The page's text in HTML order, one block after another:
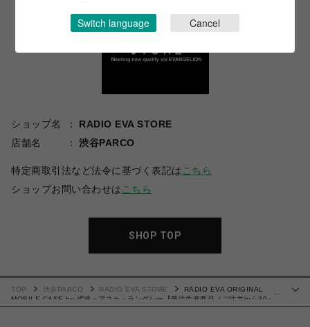
ショップ名
RADIO EVA STORE
店舗名
渋谷PARCO
特定商取引法など法令に基づく表記は こちら
ショップお問い合わせは こちら
SHOP TOP
TOP 渋谷PARCO RADIO EVA STORE
RADIO EVA ORIGINAL
MOBILE CASE by 式波・アスカ・ラングレー【受注生産商品（ご注文から30～
50日でお届け）】
Switch language Cancel